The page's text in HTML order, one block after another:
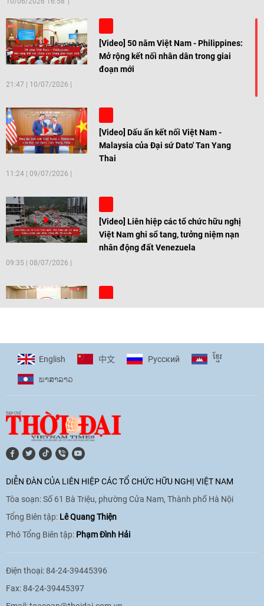
[Video] 50 năm Việt Nam - Philippines:
Mở rộng kết nối nhân dân trong giai
đoạn mới
21:47 10/07/2026
[Video] Dấu ấn kết nối Việt Nam -
Malaysia của Đại sứ Dato' Tan Yang
Thai
11:24 09/07/2026
[Video] Liên hiệp các tổ chức hữu nghị
Việt Nam ghi sổ tang, tưởng niệm nạn
nhân động đất Venezuela
09:35 08/07/2026
[Video] Trẻ em Đông Á cùng kiến tạo
11:10|17/06/2026
hòa bình, hữu nghị giữa các dân tộc"
cho Đại sứ Hungary tại Việt Nam
17:25| 13/06/2026
trọng tình cảm của nước Nga
English 中文 Pусский ខ្មែរ
ພາ​ສາ​ລາວ
DIỄN ĐÀN CỦA LIÊN HIỆP CÁC TỔ CHỨC HỮU NGHỊ VIỆT NAM
Tòa soạn: Số 61 Bà Triệu, phường Cửa Nam, Thành phố Hà Nội
Tổng Biên tập: Lê Quang Thiện
Phó Tổng Biên tập: Phạm Đình Hải
Điện thoại: 84-24-39445396
Fax: 84-24-39445397